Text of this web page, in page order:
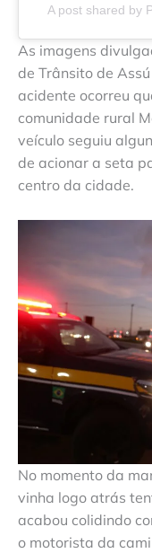
A post shared by
As imagens
de Trânsito de
acidente ocorreu
comunidade rural
veículo seguiu
de acionar a seta
centro da cidade.
No momento da
vinha logo atrás
acabou colidindo
o motorista da